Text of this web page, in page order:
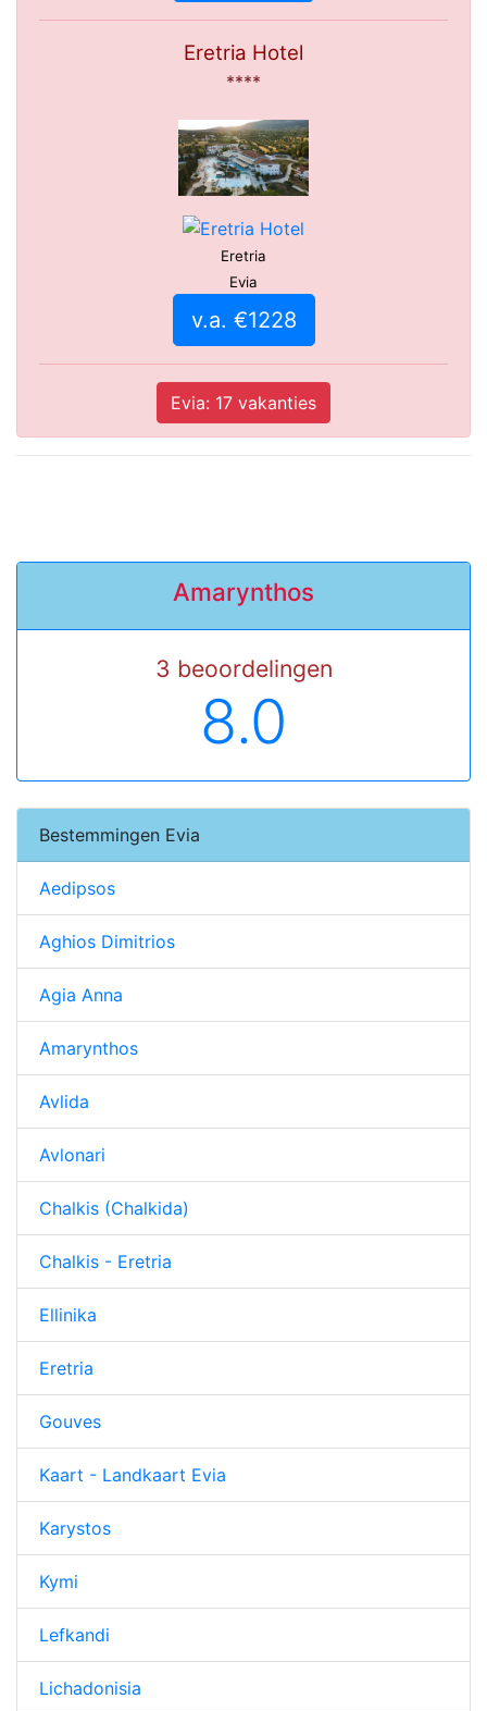
Eretria Hotel
****
Eretria
Evia
v.a. €1228
Evia: 17 vakanties
Amarynthos
3 beoordelingen
8.0
Bestemmingen Evia
Aedipsos
Aghios Dimitrios
Agia Anna
Amarynthos
Avlida
Avlonari
Chalkis (Chalkida)
Chalkis - Eretria
Ellinika
Eretria
Gouves
Kaart - Landkaart Evia
Karystos
Kymi
Lefkandi
Lichadonisia